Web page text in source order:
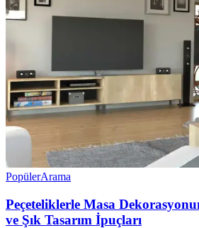
PopülerArama
Peçeteliklerle Masa
ve Şık Tasarım İpuçları